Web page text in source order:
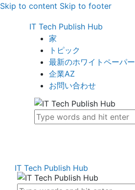
Skip to content Skip to footer
IT Tech Publish Hub
家
トピック
最新のホワイトペーパー
企業AZ
お問い合わせ
IT Tech Publish Hub